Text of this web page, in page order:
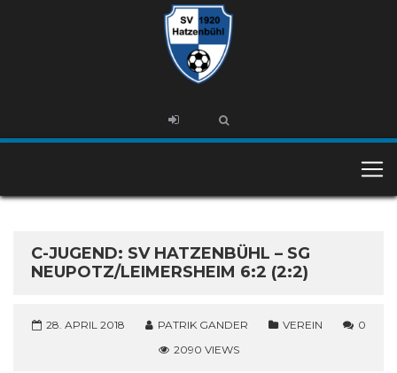
C-JUGEND: SV HATZENBÜHL – SG
NEUPOTZ/LEIMERSHEIM 6:2 (2:2)
28. APRIL 2018 PATRIK GANDER VEREIN
0
2090 VIEWS